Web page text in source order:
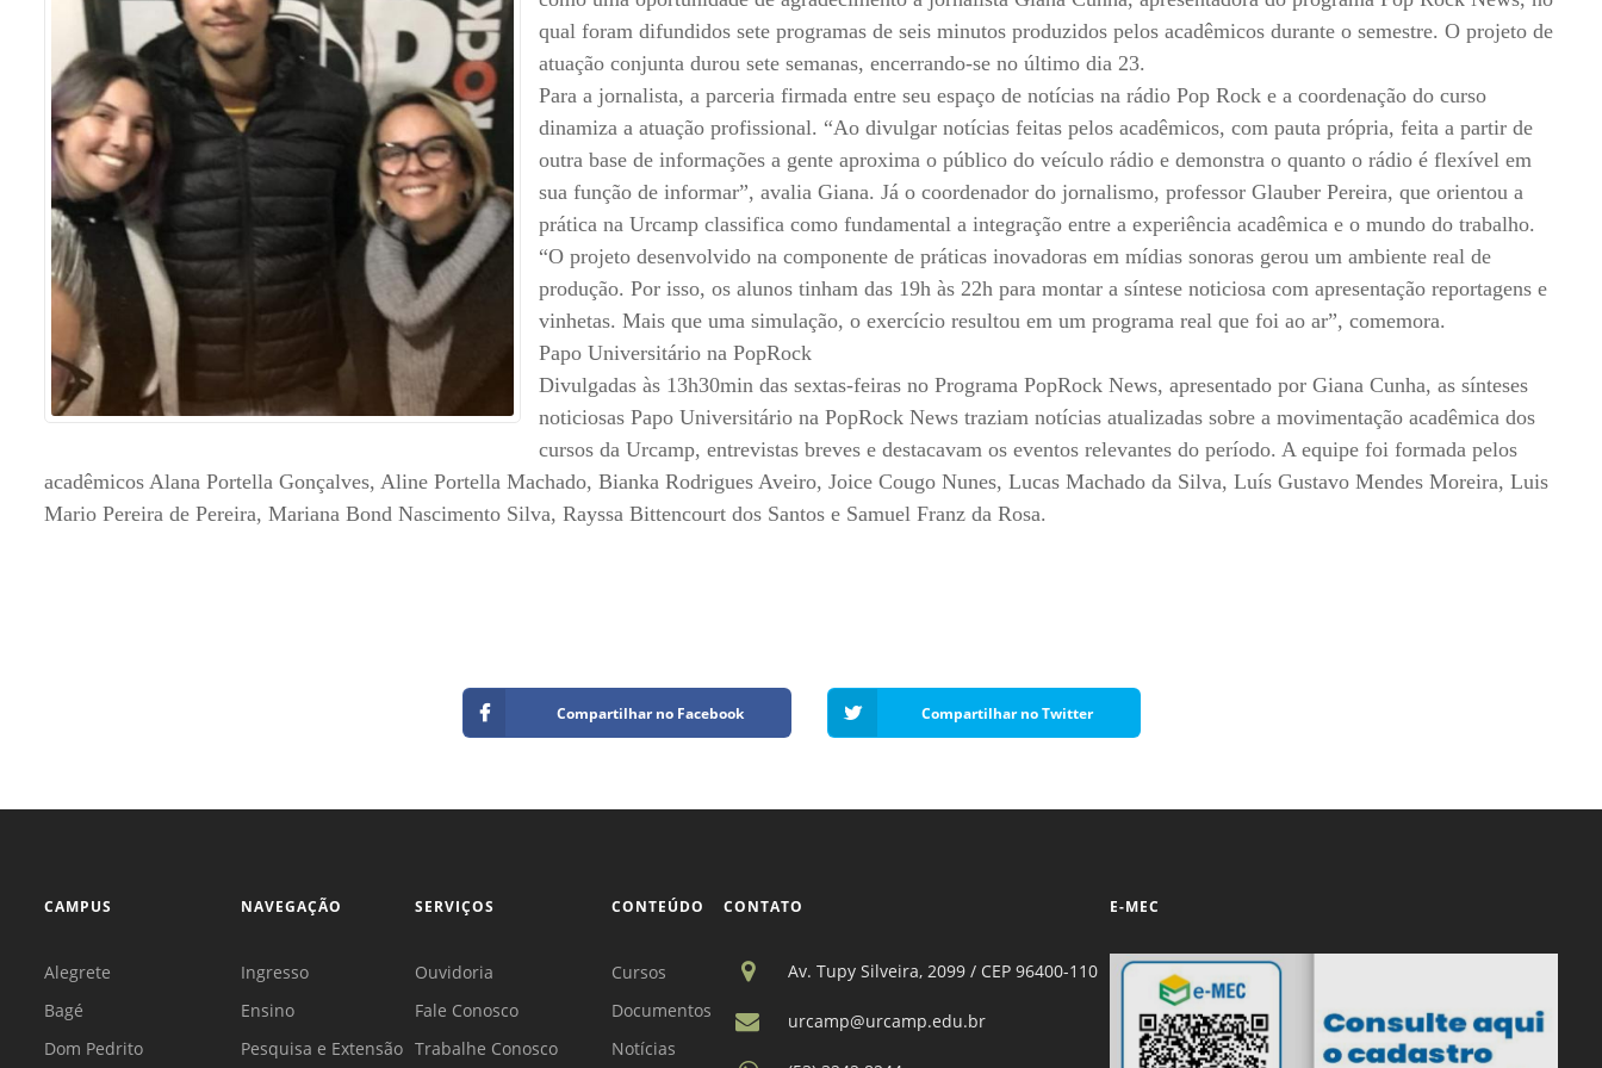
Prova de Proficiência
Estruturação de TCC
Calendário
Acadêmico
Manual de Segurança
- Laboratórios da
Regimento CEUA
Descarte - URCAMP
Normas Laboratório
de Física
Normas Laboratório
de Botânica
Sementes - INTEC
Laboratório de
Biotecnologia Vegetal -
INTEC
Laboratório de
Microbiologia de Alimentos
- INTEC
Laboratório de Materiais
NPJ (Núcleo de Prática
Jurídica) - Bagé, Santana do
Livramento, São Gabriel e
Alegrete
NPS - Núcleo de Práticas
em Saúde
Vídeo Institucional Fazer
Urcamp Faz Bem
Institucional
Internacionalização
Trabalhe Conosco
Eleições Conselho Fiscal -
FAT 2024
Ouvidoria
PDI - Plano de
Desenvolvimento
Institucional 2023-2027
qual foram difundidos sete programas de seis minutos produzidos pelos acadêmicos durante o semestre. O projeto de
atuação conjunta durou sete semanas, encerrando-se no último dia 23.
Para a jornalista, a parceria firmada entre seu espaço de notícias na rádio Pop Rock e a coordenação do curso
dinamiza a atuação profissional. “Ao divulgar notícias feitas pelos acadêmicos, com pauta própria, feita a partir de
outra base de informações a gente aproxima o público do veículo rádio e demonstra o quanto o rádio é flexível em
sua função de informar”, avalia Giana. Já o coordenador do jornalismo, professor Glauber Pereira, que orientou a
prática na Urcamp classifica como fundamental a integração entre a experiência acadêmica e o mundo do trabalho.
“O projeto desenvolvido na componente de práticas inovadoras em mídias sonoras gerou um ambiente real de
produção. Por isso, os alunos tinham das 19h às 22h para montar a síntese noticiosa com apresentação reportagens e
vinhetas. Mais que uma simulação, o exercício resultou em um programa real que foi ao ar”, comemora.
Papo Universitário na PopRock
Divulgadas às 13h30min das sextas-feiras no Programa PopRock News, apresentado por Giana Cunha, as sínteses
noticiosas Papo Universitário na PopRock News traziam notícias atualizadas sobre a movimentação acadêmica dos
cursos da Urcamp, entrevistas breves e destacavam os eventos relevantes do período. A equipe foi formada pelos
acadêmicos Alana Portella Gonçalves, Aline Portella Machado, Bianka Rodrigues Aveiro, Joice Cougo Nunes, Lucas Machado da Silva, Luís Gustavo Mendes Moreira, Luis
Mario Pereira de Pereira, Mariana Bond Nascimento Silva, Rayssa Bittencourt dos Santos e Samuel Franz da Rosa.
Compartilhar no Facebook Compartilhar no Twitter
CAMPUS
Alegrete
Bagé
Dom Pedrito
NAVEGAÇÃO
Ingresso
Ensino
Pesquisa e Extensão
SERVIÇOS
Ouvidoria
Fale Conosco
Trabalhe Conosco
CONTEÚDO
Cursos
Documentos
Notícias
CONTATO
Av. Tupy Silveira, 2099 / CEP 96400-110
urcamp@urcamp.edu.br
E-MEC